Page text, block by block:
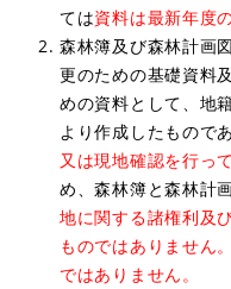
ては資料は最新年度
森林簿及び森林計画
更のための基礎資料
めの資料として、地
より作成したもので
又は現地確認を行っ
め、森林簿と森林計
地に関する諸権利及
ものではありません。
ではありません。